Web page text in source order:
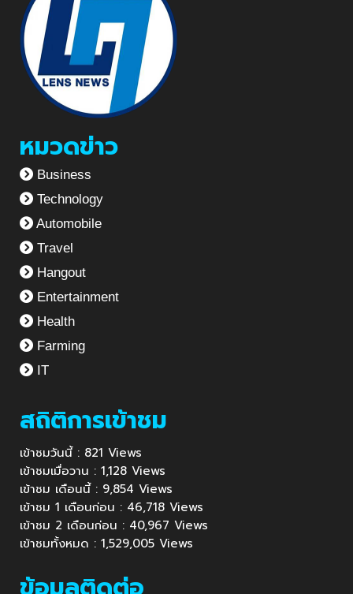
หมวดข่าว
Business
Technology
Automobile
Travel
Hangout
Entertainment
Health
Farming
IT
สถิติการเข้าชม
เข้าชมวันนี้ : 821 Views
เข้าชมเมื่อวาน : 1,128 Views
เข้าชม เดือนนี้ : 9,854 Views
เข้าชม 1 เดือนก่อน : 46,718 Views
เข้าชม 2 เดือนก่อน : 40,967 Views
เข้าชมทั้งหมด : 1,529,005 Views